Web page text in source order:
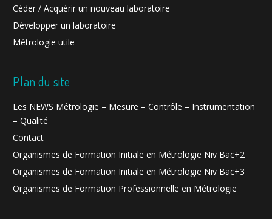
Céder / Acquérir un nouveau laboratoire
Développer un laboratoire
Métrologie utile
Plan du site
Les NEWS Métrologie – Mesure – Contrôle – Instrumentation
– Qualité
Contact
Organismes de Formation Initiale en Métrologie Niv Bac+2
Organismes de Formation Initiale en Métrologie Niv Bac+3
Organismes de Formation Professionnelle en Métrologie